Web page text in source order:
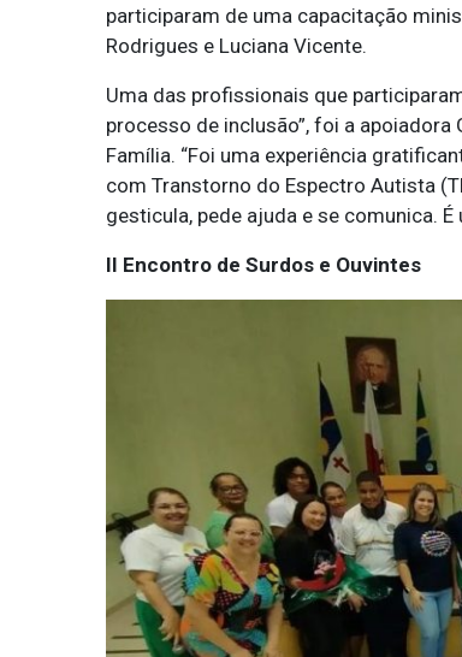
participaram de uma capacitação
Rodrigues e Luciana Vicente.
Uma das profissionais que
processo de inclusão”, foi a
Família. “Foi uma experiência
com Transtorno do Espectro Autista
gesticula, pede ajuda e se comunica.
II Encontro de Surdos e Ouvintes